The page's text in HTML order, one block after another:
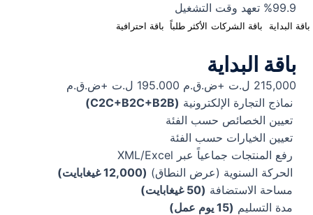
%99.9 تعهد وقت التشغيل
باقة البداية باقة الشركات الأكثر طلباً باقة احترافية
باقة البداية
215,000 ل.ت +ض.ق.م
195.000 ل.ت +ض.ق.م
نماذج التجارة الإلكترونية (C2C+B2C+B2B)
تعيين الخصائص حسب الفئة
تعيين الخيارات حسب الفئة
رفع المنتجات جماعياً عبر XML/Excel
الحركة السنوية (عرض النطاق) (12,000 غيغابايت)
مساحة الاستضافة (50 غيغابايت)
مدة التسليم (15 يوم عمل)